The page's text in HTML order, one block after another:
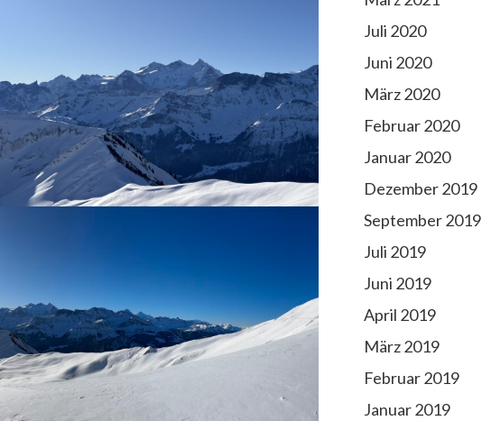
Juli 2020
Juni 2020
März 2020
Februar 2020
Januar 2020
Dezember 2019
September 2019
Juli 2019
Juni 2019
April 2019
März 2019
Februar 2019
Januar 2019